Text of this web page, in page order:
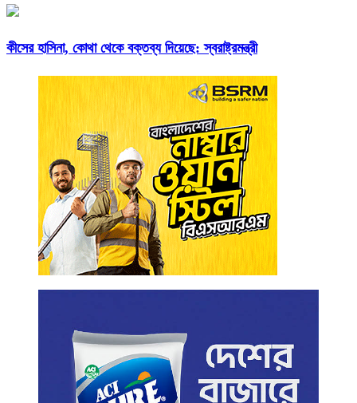
কীসের হাসিনা, কোথা থেকে বক্তব্য দিয়েছে: স্বরাষ্ট্রমন্ত্রী